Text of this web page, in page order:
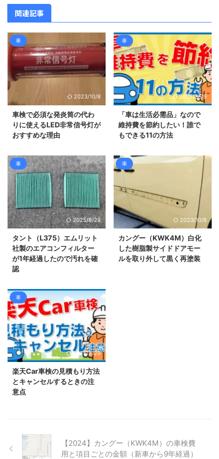
関連記事
車
2023/10/8
車検で必須な発炎筒の代わ
りに使えるLED非常信号灯が
おすすめな理由
車
2025/8/29
「車は生活必需品」なので
維持費を節約したい！誰で
もできる11の方法
車
2025/8/29
タント（L375）エムリット
社製のエアコンフィルター
が1年経過したので汚れを確
認
車
2023/10/8
カングー（KWK4M）白化
した樹脂製サイドドアモー
ルを取り外して黒く再塗装
車
2025/8/29
楽天Car車検の見積もり方法
とキャンセルするときの注
意点
【2024】カングー（KWK4M）の車検費
用と項目ごとの金額（新車から9年経過）